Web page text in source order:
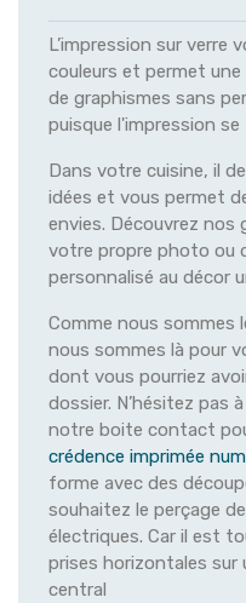
L’impression sur verre
couleurs et permet
de graphismes sans
puisque l'impression
Dans votre cuisine, il
idées et vous permet
envies. Découvrez nos
votre propre photo ou
personnalisé au décor
Comme nous sommes
nous sommes là pour
dont vous pourriez
dossier. N’hésitez pas
notre boite contact
crédence imprimée
forme avec des
souhaitez le perçage
électriques. Car il est
prises horizontales sur
central